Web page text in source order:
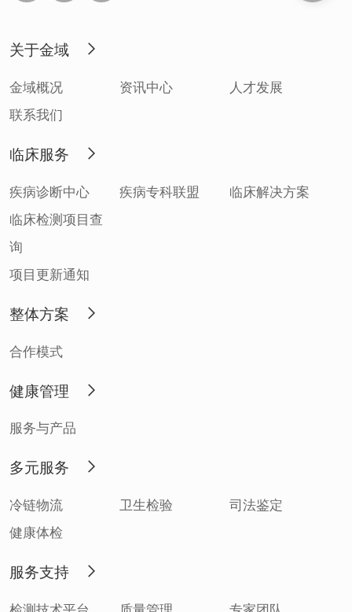
关于金域
金域概况 资讯中心
人才发展
联系我们
临床服务
疾病诊断中心 疾病专科联盟
临床解决方案
临床检测项目查
询
项目更新通知
整体方案
合作模式
健康管理
服务与产品
多元服务
冷链物流 卫生检验
司法鉴定
健康体检
服务支持